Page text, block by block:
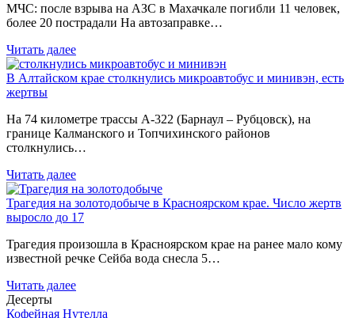
МЧС: после взрыва на АЗС в Махачкале погибли 11 человек,
более 20 пострадали На автозаправке…
Читать далее
В Алтайском крае столкнулись микроавтобус и минивэн, есть
жертвы
На 74 километре трассы А-322 (Барнаул – Рубцовск), на
границе Калманского и Топчихинского районов
столкнулись…
Читать далее
Трагедия на золотодобыче в Красноярском крае. Число жертв
выросло до 17
Трагедия произошла в Красноярском крае на ранее мало кому
известной речке Сейба вода снесла 5…
Читать далее
Десерты
Кофейная Нутелла